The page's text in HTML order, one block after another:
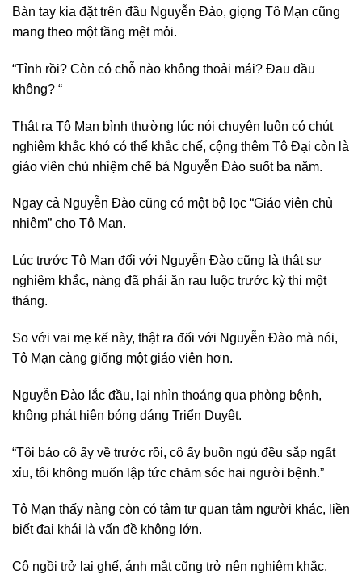
Bàn tay kia đặt trên đầu Nguyễn Đào, giọng Tô Mạn cũng
mang theo một tầng mệt mỏi.
“Tỉnh rồi? Còn có chỗ nào không thoải mái? Đau đầu
không? “
Thật ra Tô Mạn bình thường lúc nói chuyện luôn có chút
nghiêm khắc khó có thể khắc chế, cộng thêm Tô Đại còn là
giáo viên chủ nhiệm chế bá Nguyễn Đào suốt ba năm.
Ngay cả Nguyễn Đào cũng có một bộ lọc “Giáo viên chủ
nhiệm” cho Tô Mạn.
Lúc trước Tô Mạn đối với Nguyễn Đào cũng là thật sự
nghiêm khắc, nàng đã phải ăn rau luộc trước kỳ thi một
tháng.
So với vai mẹ kế này, thật ra đối với Nguyễn Đào mà nói,
Tô Mạn càng giống một giáo viên hơn.
Nguyễn Đào lắc đầu, lại nhìn thoáng qua phòng bệnh,
không phát hiện bóng dáng Triển Duyệt.
“Tôi bảo cô ấy về trước rồi, cô ấy buồn ngủ đều sắp ngất
xỉu, tôi không muốn lập tức chăm sóc hai người bệnh.”
Tô Mạn thấy nàng còn có tâm tư quan tâm người khác, liền
biết đại khái là vấn đề không lớn.
Cô ngồi trở lại ghế, ánh mắt cũng trở nên nghiêm khắc.